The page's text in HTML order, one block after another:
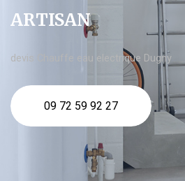
ARTISAN
devis Chauffe eau electrique Dugny
09 72 59 92 27